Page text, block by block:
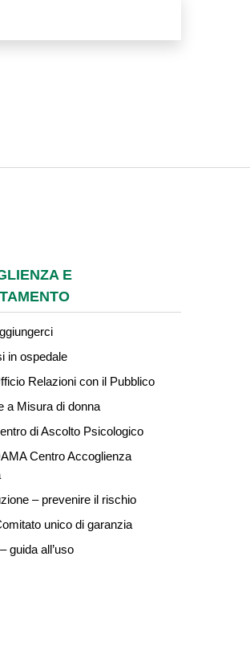
E
in ospedale
Relazioni con il Pubblico
a Misura di donna
di Ascolto Psicologico
Centro Accoglienza
– prevenire il rischio
unico di garanzia
guida all’uso